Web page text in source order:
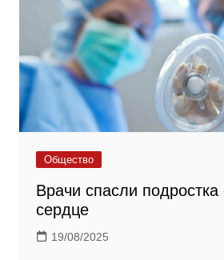
Общество
Врачи спасли подростка
сердце
19/08/2025